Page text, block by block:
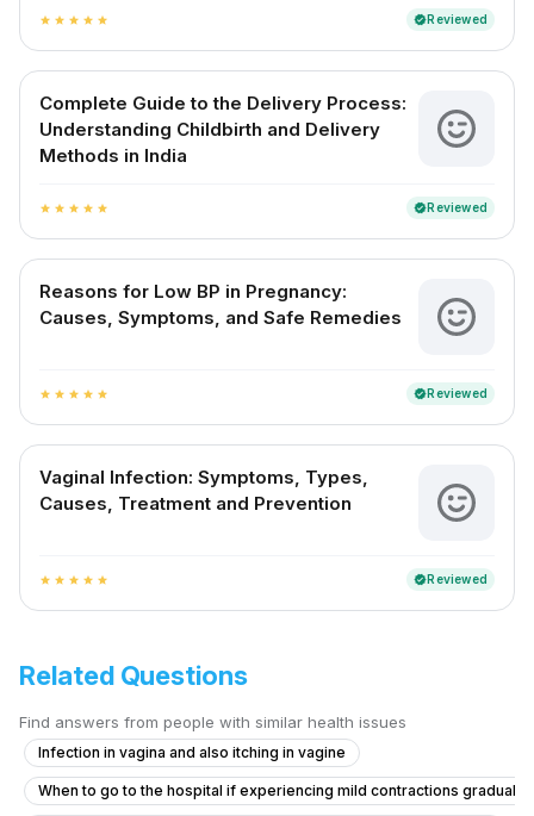
star star star star star verifiedReviewed
Complete Guide to the Delivery Process:
Understanding Childbirth and Delivery
Methods in India
star star star star star verifiedReviewed
Reasons for Low BP in Pregnancy:
Causes, Symptoms, and Safe Remedies
star star star star star verifiedReviewed
Vaginal Infection: Symptoms, Types,
Causes, Treatment and Prevention
star star star star star verifiedReviewed
Related Questions
Find answers from people with similar health issues
Infection in vagina and also itching in vagine
When to go to the hospital if experiencing mild contractions gradually